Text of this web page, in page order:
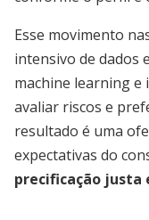
Esse movimento
intensivo de dados
machine learning e
avaliar riscos e
resultado é uma
expectativas do
precificação justa